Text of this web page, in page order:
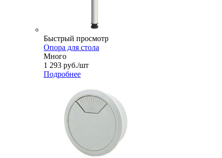
Быстрый просмотр
Опора для стола
Много
1 293 руб./шт
Подробнее